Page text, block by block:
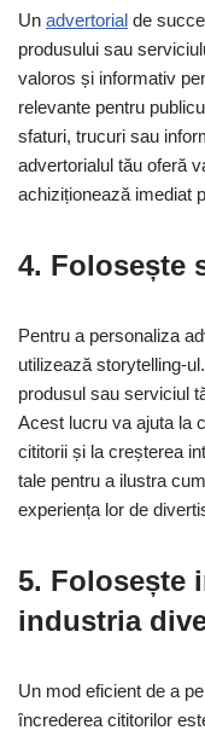
Un advertorial de
produsului sau
valoros și informativ
relevante pentru
sfaturi, trucuri sau
advertorialul tău oferă
achiziționează imediat
4. Folosește
Pentru a personaliza
utilizează storytelling-
produsul sau serviciul
Acest lucru va ajuta la
cititorii și la creșterea
tale pentru a ilustra
experiența lor de
5. Folosește
industria
Un mod eficient de a
încrederea cititorilor